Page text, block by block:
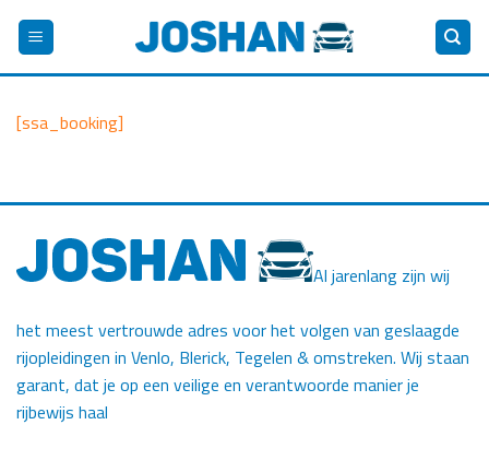
content
[ssa_booking]
Al jarenlang zijn wij
het meest vertrouwde adres voor het volgen van geslaagde
rijopleidingen in Venlo, Blerick, Tegelen & omstreken. Wij staan
garant, dat je op een veilige en verantwoorde manier je
rijbewijs haal